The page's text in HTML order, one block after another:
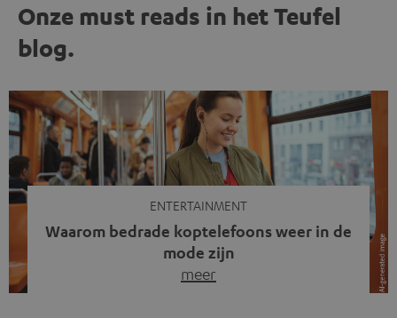
Onze must reads in het Teufel
blog.
ENTERTAINMENT
Waarom bedrade koptelefoons weer in de
mode zijn
meer